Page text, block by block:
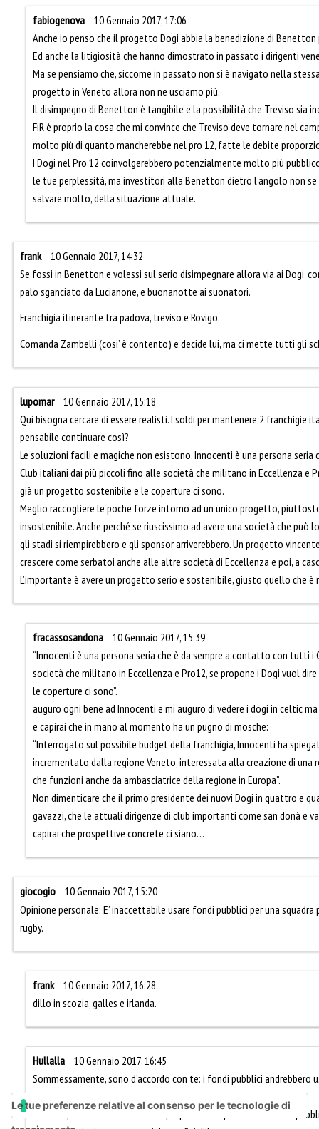
fabiogenova
10 Gennaio 2017, 17:06
Anche io penso che il progetto Dogi abbia la benedizione di
Ed anche la litigiosità che hanno dimostrato in passato i dirigenti
Ma se pensiamo che, siccome in passato non si è navigato nella
progetto in Veneto allora non ne usciamo più.
Il disimpegno di Benetton è tangibile e la possibilità che Treviso sia
FiR è proprio la cosa che mi convince che Treviso deve tornare nel
molto più di quanto mancherebbe nel pro 12, fatte le debite
I Dogi nel Pro 12 coinvolgerebbero potenzialmente molto più
le tue perplessità, ma investitori alla Benetton dietro l’angolo non se
salvare molto, della situazione attuale.
frank
10 Gennaio 2017, 14:32
Se fossi in Benetton e volessi sul serio disimpegnare allora via ai Dogi,
palo sganciato da Lucianone, e buonanotte ai suonatori.
Franchigia itinerante tra padova, treviso e Rovigo.
Comanda Zambelli (cosi’ è contento) e decide lui, ma ci mette tutti gli
lupomar
10 Gennaio 2017, 15:18
Qui bisogna cercare di essere realisti. I soldi per mantenere 2 franchigie
pensabile continuare così?
Le soluzioni facili e magiche non esistono. Innocenti è una persona
Club italiani dai più piccoli fino alle società che militano in Eccellenza e
già un progetto sostenibile e le coperture ci sono.
Meglio raccogliere le poche forze intorno ad un unico progetto,
insostenibile. Anche perché se riuscissimo ad avere una società che
gli stadi si riempirebbero e gli sponsor arriverebbero. Un progetto
crescere come serbatoi anche alle altre società di Eccellenza e poi, a
L’importante è avere un progetto serio e sostenibile, giusto quello che
fracassosandona
10 Gennaio 2017, 15:39
“Innocenti è una persona seria che è da sempre a contatto con tutti
società che militano in Eccellenza e Pro12, se propone i Dogi vuol
le coperture ci sono”.
auguro ogni bene ad Innocenti e mi auguro di vedere i dogi in celtic
e capirai che in mano al momento ha un pugno di mosche:
“Interrogato sul possibile budget della franchigia, Innocenti ha
incrementato dalla regione Veneto, interessata alla creazione di
che funzioni anche da ambasciatrice della regione in Europa”.
Non dimenticare che il primo presidente dei nuovi Dogi in quattro e
gavazzi, che le attuali dirigenze di club importanti come san donà e
capirai che prospettive concrete ci siano…
giocogio
10 Gennaio 2017, 15:20
Opinione personale: E’ inaccettabile usare fondi pubblici per una
rugby.
frank
10 Gennaio 2017, 16:28
dillo in scozia, galles e irlanda.
Hullalla
10 Gennaio 2017, 16:45
Sommessamente, sono d’accordo con te: i fondi pubblici andrebbero
professionisti dovrebbero sostenersi da se’.
Pero’ in questo caso non stiamo propriamente parlando di fondi
Le tue preferenze relative al consenso per le tecnologie di